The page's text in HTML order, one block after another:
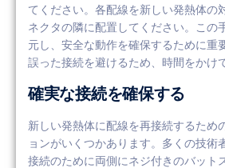
てください。各配線を新しい発熱体の
ネクタの隣に配置してください。この
元し、安全な動作を確保するために重
誤った接続を避けるため、時間をかけ
確実な接続を確保する
新しい発熱体に配線を再接続するため
ョンがいくつかあります。多くの技術
接続のために両側にネジ付きのバット